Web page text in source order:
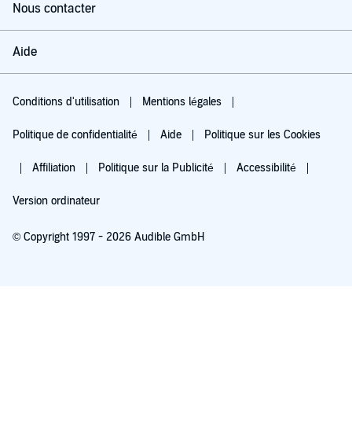
Nous contacter
Aide
Conditions d'utilisation Mentions légales
Politique de confidentialité Aide Politique sur les Cookies
Affiliation Politique sur la Publicité Accessibilité
Version ordinateur
© Copyright 1997 - 2026 Audible GmbH